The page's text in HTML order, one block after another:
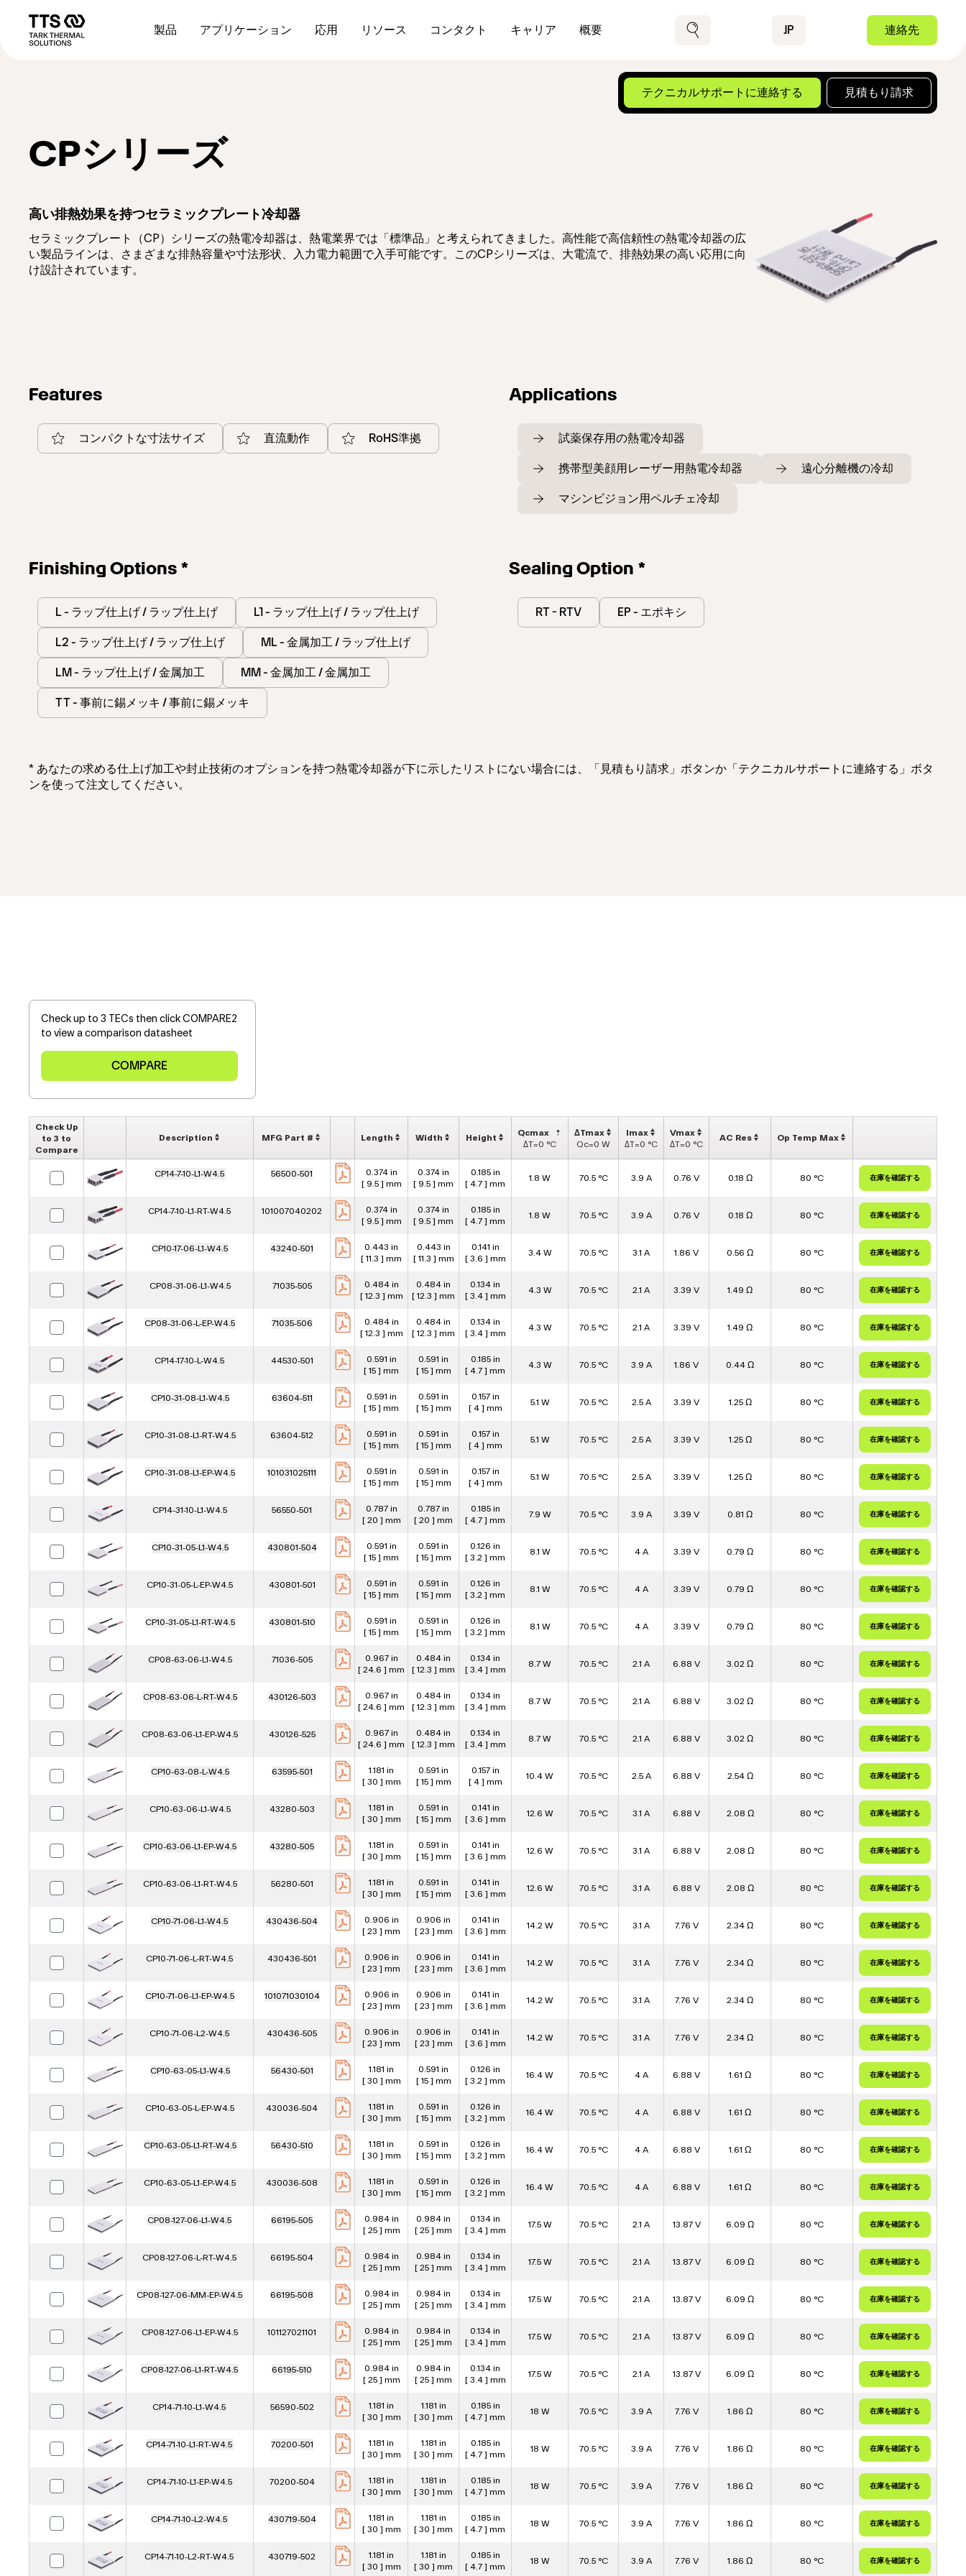
navigation
製品 アプリケーション 応用 リソース コンタクト キャリア 概要 検索 JP Contact
連絡先
CPシリーズ
高い排熱効果を持つセラミックプレート冷却器
セラミックプレート（CP）シリーズの熱電冷却器は、熱電業界では「標準品」と考えられてきました。高性能で高信頼性の熱電冷却器の広
い製品ラインは、さまざまな排熱容量や寸法形状、入力電力範囲で入手可能です。このCPシリーズは、大電流で、排熱効果の高い応用に向
け設計されています。
Features
コンパクトな寸法サイズ 直流動作 RoHS準拠
Applications
試薬保存用の熱電冷却器
携帯型美顔用レーザー用熱電冷却器 遠心分離機の冷却
マシンビジョン用ペルチェ冷却
Finishing Options *
L - ラップ仕上げ / ラップ仕上げ L1 - ラップ仕上げ / ラップ仕上げ
L2 - ラップ仕上げ / ラップ仕上げ ML - 金属加工 / ラップ仕上げ
LM - ラップ仕上げ / 金属加工 MM - 金属加工 / 金属加工
TT - 事前に錫メッキ / 事前に錫メッキ
Sealing Option *
RT - RTV EP - エポキシ
* あなたの求める仕上げ加工や封止技術のオプションを持つ熱電冷却器が下に示したリストにない場合には、「見積もり請求」ボタンか「テクニカルサポートに連絡する」ボタ
ンを使って注文してください。
Check up to 3 TECs then click COMPARE2
to view a comparison datasheet
Check Up
to 3 to
Compare
Description MFG Part # Length Width Height
Qcmax
ΔT=0 °C
ΔTmax
Qc=0 W
Imax
ΔT=0 °C
Vmax
ΔT=0 °C
AC Res Op Temp Max
CP14-7-10-L1-W4.5 56500-501
0.374 in
[ 9.5 ] mm
0.374 in
[ 9.5 ] mm
0.185 in
[ 4.7 ] mm
1.8 W 70.5 °C 3.9 A 0.76 V 0.18 Ω 80 °C
CP14-7-10-L1-RT-W4.5 101007040202
0.374 in
[ 9.5 ] mm
0.374 in
[ 9.5 ] mm
0.185 in
[ 4.7 ] mm
1.8 W 70.5 °C 3.9 A 0.76 V 0.18 Ω 80 °C
CP10-17-06-L1-W4.5 43240-501
0.443 in
[ 11.3 ] mm
0.443 in
[ 11.3 ] mm
0.141 in
[ 3.6 ] mm
3.4 W 70.5 °C 3.1 A 1.86 V 0.56 Ω 80 °C
CP08-31-06-L1-W4.5 71035-505
0.484 in
[ 12.3 ] mm
0.484 in
[ 12.3 ] mm
0.134 in
[ 3.4 ] mm
4.3 W 70.5 °C 2.1 A 3.39 V 1.49 Ω 80 °C
CP08-31-06-L-EP-W4.5 71035-506
0.484 in
[ 12.3 ] mm
0.484 in
[ 12.3 ] mm
0.134 in
[ 3.4 ] mm
4.3 W 70.5 °C 2.1 A 3.39 V 1.49 Ω 80 °C
CP14-17-10-L-W4.5 44530-501
0.591 in
[ 15 ] mm
0.591 in
[ 15 ] mm
0.185 in
[ 4.7 ] mm
4.3 W 70.5 °C 3.9 A 1.86 V 0.44 Ω 80 °C
CP10-31-08-L1-W4.5 63604-511
0.591 in
[ 15 ] mm
0.591 in
[ 15 ] mm
0.157 in
[ 4 ] mm
5.1 W 70.5 °C 2.5 A 3.39 V 1.25 Ω 80 °C
CP10-31-08-L1-RT-W4.5 63604-512
0.591 in
[ 15 ] mm
0.591 in
[ 15 ] mm
0.157 in
[ 4 ] mm
5.1 W 70.5 °C 2.5 A 3.39 V 1.25 Ω 80 °C
CP10-31-08-L1-EP-W4.5 101031025111
0.591 in
[ 15 ] mm
0.591 in
[ 15 ] mm
0.157 in
[ 4 ] mm
5.1 W 70.5 °C 2.5 A 3.39 V 1.25 Ω 80 °C
CP14-31-10-L1-W4.5 56550-501
0.787 in
[ 20 ] mm
0.787 in
[ 20 ] mm
0.185 in
[ 4.7 ] mm
7.9 W 70.5 °C 3.9 A 3.39 V 0.81 Ω 80 °C
CP10-31-05-L1-W4.5 430801-504
0.591 in
[ 15 ] mm
0.591 in
[ 15 ] mm
0.126 in
[ 3.2 ] mm
8.1 W 70.5 °C 4 A 3.39 V 0.79 Ω 80 °C
CP10-31-05-L-EP-W4.5 430801-501
0.591 in
[ 15 ] mm
0.591 in
[ 15 ] mm
0.126 in
[ 3.2 ] mm
8.1 W 70.5 °C 4 A 3.39 V 0.79 Ω 80 °C
CP10-31-05-L1-RT-W4.5 430801-510
0.591 in
[ 15 ] mm
0.591 in
[ 15 ] mm
0.126 in
[ 3.2 ] mm
8.1 W 70.5 °C 4 A 3.39 V 0.79 Ω 80 °C
CP08-63-06-L1-W4.5 71036-505
0.967 in
[ 24.6 ] mm
0.484 in
[ 12.3 ] mm
0.134 in
[ 3.4 ] mm
8.7 W 70.5 °C 2.1 A 6.88 V 3.02 Ω 80 °C
CP08-63-06-L-RT-W4.5 430126-503
0.967 in
[ 24.6 ] mm
0.484 in
[ 12.3 ] mm
0.134 in
[ 3.4 ] mm
8.7 W 70.5 °C 2.1 A 6.88 V 3.02 Ω 80 °C
CP08-63-06-L1-EP-W4.5 430126-525
0.967 in
[ 24.6 ] mm
0.484 in
[ 12.3 ] mm
0.134 in
[ 3.4 ] mm
8.7 W 70.5 °C 2.1 A 6.88 V 3.02 Ω 80 °C
CP10-63-08-L-W4.5 63595-501
1.181 in
[ 30 ] mm
0.591 in
[ 15 ] mm
0.157 in
[ 4 ] mm
10.4 W 70.5 °C 2.5 A 6.88 V 2.54 Ω 80 °C
CP10-63-06-L1-W4.5 43280-503
1.181 in
[ 30 ] mm
0.591 in
[ 15 ] mm
0.141 in
[ 3.6 ] mm
12.6 W 70.5 °C 3.1 A 6.88 V 2.08 Ω 80 °C
CP10-63-06-L1-EP-W4.5 43280-505
1.181 in
[ 30 ] mm
0.591 in
[ 15 ] mm
0.141 in
[ 3.6 ] mm
12.6 W 70.5 °C 3.1 A 6.88 V 2.08 Ω 80 °C
CP10-63-06-L1-RT-W4.5 56280-501
1.181 in
[ 30 ] mm
0.591 in
[ 15 ] mm
0.141 in
[ 3.6 ] mm
12.6 W 70.5 °C 3.1 A 6.88 V 2.08 Ω 80 °C
CP10-71-06-L1-W4.5 430436-504
0.906 in
[ 23 ] mm
0.906 in
[ 23 ] mm
0.141 in
[ 3.6 ] mm
14.2 W 70.5 °C 3.1 A 7.76 V 2.34 Ω 80 °C
CP10-71-06-L-RT-W4.5 430436-501
0.906 in
[ 23 ] mm
0.906 in
[ 23 ] mm
0.141 in
[ 3.6 ] mm
14.2 W 70.5 °C 3.1 A 7.76 V 2.34 Ω 80 °C
CP10-71-06-L1-EP-W4.5 101071030104
0.906 in
[ 23 ] mm
0.906 in
[ 23 ] mm
0.141 in
[ 3.6 ] mm
14.2 W 70.5 °C 3.1 A 7.76 V 2.34 Ω 80 °C
CP10-71-06-L2-W4.5 430436-505
0.906 in
[ 23 ] mm
0.906 in
[ 23 ] mm
0.141 in
[ 3.6 ] mm
14.2 W 70.5 °C 3.1 A 7.76 V 2.34 Ω 80 °C
CP10-63-05-L1-W4.5 56430-501
1.181 in
[ 30 ] mm
0.591 in
[ 15 ] mm
0.126 in
[ 3.2 ] mm
16.4 W 70.5 °C 4 A 6.88 V 1.61 Ω 80 °C
CP10-63-05-L-EP-W4.5 430036-504
1.181 in
[ 30 ] mm
0.591 in
[ 15 ] mm
0.126 in
[ 3.2 ] mm
16.4 W 70.5 °C 4 A 6.88 V 1.61 Ω 80 °C
CP10-63-05-L1-RT-W4.5 56430-510
1.181 in
[ 30 ] mm
0.591 in
[ 15 ] mm
0.126 in
[ 3.2 ] mm
16.4 W 70.5 °C 4 A 6.88 V 1.61 Ω 80 °C
CP10-63-05-L1-EP-W4.5 430036-508
1.181 in
[ 30 ] mm
0.591 in
[ 15 ] mm
0.126 in
[ 3.2 ] mm
16.4 W 70.5 °C 4 A 6.88 V 1.61 Ω 80 °C
CP08-127-06-L1-W4.5 66195-505
0.984 in
[ 25 ] mm
0.984 in
[ 25 ] mm
0.134 in
[ 3.4 ] mm
17.5 W 70.5 °C 2.1 A 13.87 V 6.09 Ω 80 °C
CP08-127-06-L-RT-W4.5 66195-504
0.984 in
[ 25 ] mm
0.984 in
[ 25 ] mm
0.134 in
[ 3.4 ] mm
17.5 W 70.5 °C 2.1 A 13.87 V 6.09 Ω 80 °C
CP08-127-06-MM-EP-W4.5 66195-508
0.984 in
[ 25 ] mm
0.984 in
[ 25 ] mm
0.134 in
[ 3.4 ] mm
17.5 W 70.5 °C 2.1 A 13.87 V 6.09 Ω 80 °C
CP08-127-06-L1-EP-W4.5 101127021101
0.984 in
[ 25 ] mm
0.984 in
[ 25 ] mm
0.134 in
[ 3.4 ] mm
17.5 W 70.5 °C 2.1 A 13.87 V 6.09 Ω 80 °C
CP08-127-06-L1-RT-W4.5 66195-510
0.984 in
[ 25 ] mm
0.984 in
[ 25 ] mm
0.134 in
[ 3.4 ] mm
17.5 W 70.5 °C 2.1 A 13.87 V 6.09 Ω 80 °C
CP14-71-10-L1-W4.5 56590-502
1.181 in
[ 30 ] mm
1.181 in
[ 30 ] mm
0.185 in
[ 4.7 ] mm
18 W 70.5 °C 3.9 A 7.76 V 1.86 Ω 80 °C
CP14-71-10-L1-RT-W4.5 70200-501
1.181 in
[ 30 ] mm
1.181 in
[ 30 ] mm
0.185 in
[ 4.7 ] mm
18 W 70.5 °C 3.9 A 7.76 V 1.86 Ω 80 °C
CP14-71-10-L1-EP-W4.5 70200-504
1.181 in
[ 30 ] mm
1.181 in
[ 30 ] mm
0.185 in
[ 4.7 ] mm
18 W 70.5 °C 3.9 A 7.76 V 1.86 Ω 80 °C
CP14-71-10-L2-W4.5 430719-504
1.181 in
[ 30 ] mm
1.181 in
[ 30 ] mm
0.185 in
[ 4.7 ] mm
18 W 70.5 °C 3.9 A 7.76 V 1.86 Ω 80 °C
CP14-71-10-L2-RT-W4.5 430719-502
1.181 in
[ 30 ] mm
1.181 in
[ 30 ] mm
0.185 in
[ 4.7 ] mm
18 W 70.5 °C 3.9 A 7.76 V 1.86 Ω 80 °C